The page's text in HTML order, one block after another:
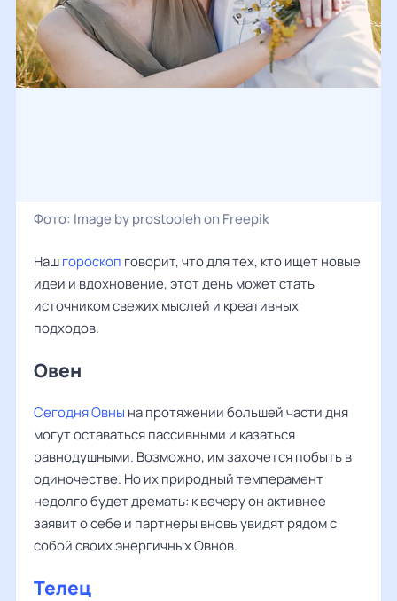
Фото: Image by prostooleh on Freepik
Нашгороскоп говорит, что для тех, кто ищет новые
идеи и вдохновение, этот день может стать
источником свежих мыслей и креативных
подходов.
Овен
Сегодня Овны на протяжении большей части дня
могут оставаться пассивными и казаться
равнодушными. Возможно, им захочется побыть в
одиночестве. Но их природный темперамент
недолго будет дремать: к вечеру он активнее
заявит о себе и партнеры вновь увидят рядом с
собой своих энергичных Овнов.
Телец